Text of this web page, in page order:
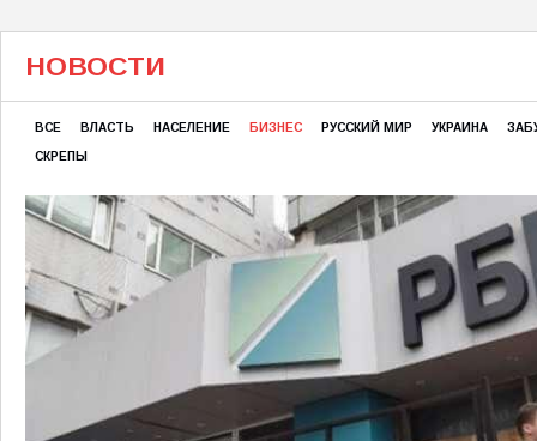
НОВОСТИ
ВСЕ ВЛАСТЬ НАСЕЛЕНИЕ БИЗНЕС РУССКИЙ МИР УКРАИНА
СКРЕПЫ